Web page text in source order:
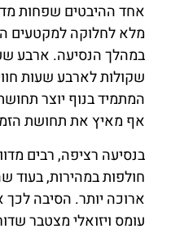
אחד ההיבטים שפחות
מלא לחלוקה למקטעים
במהלך הנסיעה. ארבע
שקולות לארבע שעות
המתמיד בנוף יוצר
אף מאיץ את תחושת
בנסיעה רציפה, רבים
חולפות במהירות,
ארוכה יותר. הסיבה לכך
עומס ויזואלי מצטבר